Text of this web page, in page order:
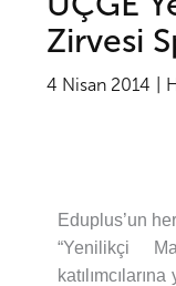
Zirvesi
4 Nisan 2014
Eduplus’un
“Yenilikçi